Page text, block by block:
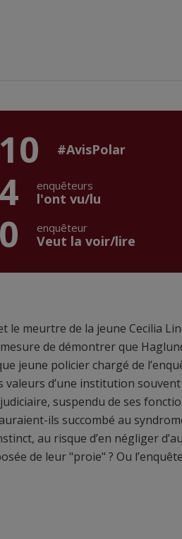
10 #AvisPolar
4 enquêteurs
l'ont vu/lu
0 enquêteur
Veut la voir/lire
meurtre de la jeune Cecilia
de démontrer que
jeune policier chargé de
d’une institution souvent
suspendu de ses
ils succombé au
au risque d’en négliger
de leur "proie" ? Ou